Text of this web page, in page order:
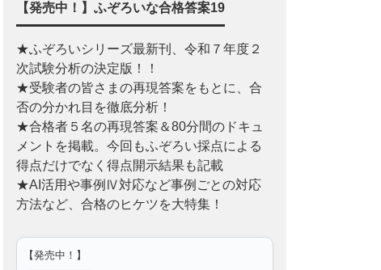
【発売中！】ふぞろいな合格答案19
★ふぞろいシリーズ最新刊、令和７年度２
次試験分析の決定版！！
★受験者の皆さまの再現答案をもとに、合
否の分かれ目を徹底分析！
★合格者５名の再現答案＆80分間のドキュ
メントを掲載。今回もふぞろい採点による
得点だけでなく得点開示結果も記載
★AI活用や事例Ⅳ対応など事例ごとの対応
方法など、合格のヒケツを大特集！
【発売中！】